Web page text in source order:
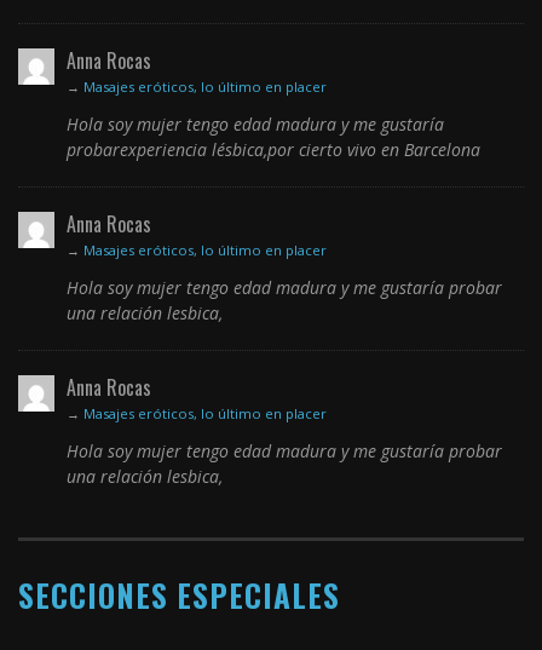
Anna Rocas
→ Masajes eróticos, lo último en placer
Hola soy mujer tengo edad madura y me gustaría
probarexperiencia lésbica,por cierto vivo en Barcelona
Anna Rocas
→ Masajes eróticos, lo último en placer
Hola soy mujer tengo edad madura y me gustaría probar
una relación lesbica,
Anna Rocas
→ Masajes eróticos, lo último en placer
Hola soy mujer tengo edad madura y me gustaría probar
una relación lesbica,
SECCIONES ESPECIALES